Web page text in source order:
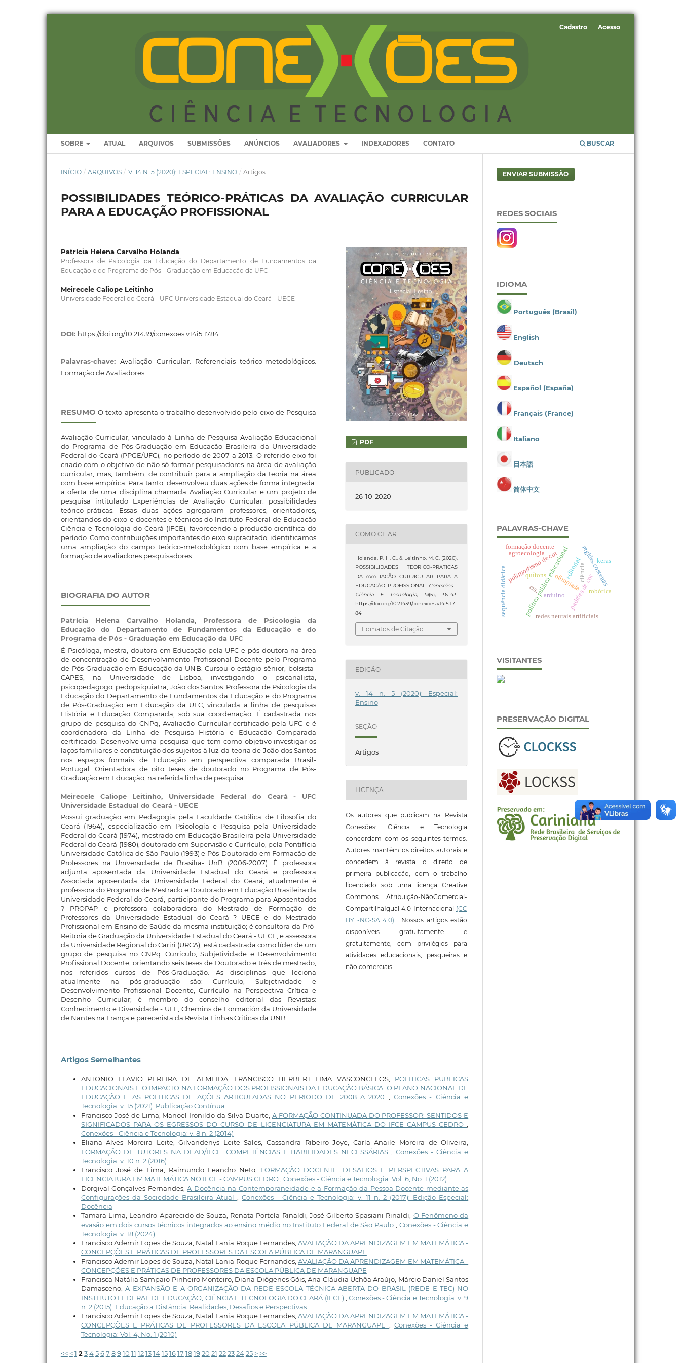
SOBRE ATUAL ARQUIVOS SUBMISSÕES ANÚNCIOS AVALIADORES INDEXADORES CONTATO BUSCAR
Cadastro Acesso
INÍCIO / ARQUIVOS / V. 14 N. 5 (2020): ESPECIAL: ENSINO / Artigos
POSSIBILIDADES TEÓRICO-PRÁTICAS DA AVALIAÇÃO CURRICULAR
PARA A EDUCAÇÃO PROFISSIONAL
Patrícia Helena Carvalho Holanda
Professora de Psicologia da Educação do Departamento de Fundamentos da
Educação e do Programa de Pós - Graduação em Educação da UFC
Meirecele Caliope Leitinho
Universidade Federal do Ceará - UFC Universidade Estadual do Ceará - UECE
DOI: https://doi.org/10.21439/conexoes.v14i5.1784
Palavras-chave:Avaliação Curricular. Referenciais teórico-metodológicos.
Formação de Avaliadores.
RESUMO O texto apresenta o trabalho desenvolvido pelo eixo de Pesquisa
Avaliação Curricular, vinculado à Linha de Pesquisa Avaliação Educacional
do Programa de Pós-Graduação em Educação Brasileira da Universidade
Federal do Ceará (PPGE/UFC), no período de 2007 a 2013. O referido eixo foi
criado com o objetivo de não só formar pesquisadores na área de avaliação
curricular, mas, também, de contribuir para a ampliação da teoria na área
com base empírica. Para tanto, desenvolveu duas ações de forma integrada:
a oferta de uma disciplina chamada Avaliação Curricular e um projeto de
pesquisa intitulado Experiências de Avaliação Curricular: possibilidades
teórico-práticas. Essas duas ações agregaram professores, orientadores,
orientandos do eixo e docentes e técnicos do Instituto Federal de Educação
Ciência e Tecnologia do Ceará (IFCE), favorecendo a produção científica do
período. Como contribuições importantes do eixo supracitado, identificamos
uma ampliação do campo teórico-metodológico com base empírica e a
formação de avaliadores pesquisadores.
BIOGRAFIA DO AUTOR
Patrícia Helena Carvalho Holanda, Professora de Psicologia da
Educação do Departamento de Fundamentos da Educação e do
Programa de Pós - Graduação em Educação da UFC
É Psicóloga, mestra, doutora em Educação pela UFC e pós-doutora na área
de concentração de Desenvolvimento Profissional Docente pelo Programa
de Pós-Graduação em Educação da UNB. Cursou o estágio sênior, bolsista-
CAPES, na Universidade de Lisboa, investigando o psicanalista,
psicopedagogo, pedopsiquiatra, João dos Santos. Professora de Psicologia da
Educação do Departamento de Fundamentos da Educação e do Programa
de Pós-Graduação em Educação da UFC, vinculada a linha de pesquisas
História e Educação Comparada, sob sua coordenação. É cadastrada nos
grupo de pesquisa do CNPq, Avaliação Curricular certificado pela UFC e é
coordenadora da Linha de Pesquisa História e Educação Comparada
certificado. Desenvolve uma pesquisa que tem como objetivo investigar os
laços familiares e constituição dos sujeitos à luz da teoria de João dos Santos
nos espaços formais de Educação em perspectiva comparada Brasil-
Portugal. Orientadora de oito teses de doutorado no Programa de Pós-
Graduação em Educação, na referida linha de pesquisa.
Meirecele Caliope Leitinho, Universidade Federal do Ceará - UFC
Universidade Estadual do Ceará - UECE
Possui graduação em Pedagogia pela Faculdade Católica de Filosofia do
Ceará (1964), especialização em Psicologia e Pesquisa pela Universidade
Federal do Ceará (1974), mestrado em Educação Brasileira pela Universidade
Federal do Ceará (1980), doutorado em Supervisão e Currículo, pela Pontifícia
Universidade Católica de São Paulo (1993) e Pós-Doutorado em Formação de
Professores na Universidade de Brasília- UnB (2006-2007). É professora
adjunta aposentada da Universidade Estadual do Ceará e professora
Associada aposentada da Universidade Federal do Ceará; atualmente é
professora do Programa de Mestrado e Doutorado em Educação Brasileira da
Universidade Federal do Ceará, participante do Programa para Aposentados
? PROPAP e professora colaboradora do Mestrado de Formação de
Professores da Universidade Estadual do Ceará ? UECE e do Mestrado
Profissional em Ensino de Saúde da mesma instituição; é consultora da Pró-
Reitoria de Graduação da Universidade Estadual do Ceará - UECE; e assessora
da Universidade Regional do Cariri (URCA); está cadastrada como líder de um
grupo de pesquisa no CNPq: Currículo, Subjetividade e Desenvolvimento
Profissional Docente, orientando seis teses de Doutorado e três de mestrado,
nos referidos cursos de Pós-Graduação. As disciplinas que leciona
atualmente na pós-graduação são: Currículo, Subjetividade e
Desenvolvimento Profissional Docente, Currículo na Perspectiva Crítica e
Desenho Curricular; é membro do conselho editorial das Revistas:
Conhecimento e Diversidade - UFF, Chemins de Formación da Universidade
de Nantes na França e parecerista da Revista Linhas Críticas da UNB.
PDF
PUBLICADO
26-10-2020
COMO CITAR
Holanda, P. H. C., & Leitinho, M. C. (2020).
POSSIBILIDADES TEÓRICO-PRÁTICAS
DA AVALIAÇÃO CURRICULAR PARA A
EDUCAÇÃO PROFISSIONAL. Conexões -
Ciência E Tecnologia, 14(5), 36–43.
https://doi.org/10.21439/conexoes.v14i5.17
84
Fomatos de Citação
EDIÇÃO
v. 14 n. 5 (2020): Especial:
Ensino
SEÇÃO
Artigos
LICENÇA
Os autores que publicam na Revista
Conexões: Ciência e Tecnologia
concordam com os seguintes termos:
Autores mantêm os direitos autorais e
concedem à revista o direito de
primeira publicação, com o trabalho
licenciado sob uma licença Creative
Commons Atribuição-NãoComercial-
CompartilhaIgual 4.0 Internacional (CC
BY -NC-SA 4.0) . Nossos artigos estão
disponíveis gratuitamente e
gratuitamente, com privilégios para
atividades educacionais, pesqueiras e
não comerciais.
Artigos Semelhantes
ANTONIO FLAVIO PEREIRA DE ALMEIDA, FRANCISCO HERBERT LIMA VASCONCELOS, POLITICAS PUBLICAS
EDUCACIONAIS E O IMPACTO NA FORMAÇÃO DOS PROFISSIONAIS DA EDUCAÇÃO BÁSICA: O PLANO NACIONAL DE
EDUCAÇÃO E AS POLITICAS DE AÇÕES ARTICULADAS NO PERIODO DE 2008 A 2020
,Conexões - Ciência e
Tecnologia: v. 15 (2021): Publicação Contínua
Francisco José de Lima, Manoel Ironildo da Silva Duarte, A FORMAÇÃO CONTINUADA DO PROFESSOR: SENTIDOS E
SIGNIFICADOS PARA OS EGRESSOS DO CURSO DE LICENCIATURA EM MATEMÁTICA DO IFCE CAMPUS CEDRO
Conexões - Ciência e Tecnologia: v. 8 n. 2 (2014)
Eliana Alves Moreira Leite, Gilvandenys Leite Sales, Cassandra Ribeiro Joye, Carla Anaile Moreira de Oliveira,
FORMAÇÃO DE TUTORES NA DEAD/IFCE: COMPETÊNCIAS E HABILIDADES NECESSÁRIAS
,Conexões - Ciência e
Tecnologia: v. 10 n. 2 (2016)
Francisco José de Lima, Raimundo Leandro Neto, FORMAÇÃO DOCENTE: DESAFIOS E PERSPECTIVAS PARA A
LICENCIATURA EM MATEMÁTICA NO IFCE - CAMPUS CEDRO Conexões - Ciência e Tecnologia: Vol. 6, No. 1 (2012)
Dorgival Gonçalves Fernandes,A Docência na Contemporaneidade e a Formação da Pessoa Docente mediante as
Configurações da Sociedade Brasileira Atual
Conexões - Ciência e Tecnologia: v. 11 n. 2 (2017): Edição Especial:
Docência
Tamara Lima, Leandro Aparecido de Souza, Renata Portela Rinaldi, José Gilberto Spasiani Rinaldi, O Fenômeno da
evasão em dois cursos técnicos integrados ao ensino médio no Instituto Federal de São Paulo
Conexões - Ciência e
Tecnologia: v. 18 (2024)
Francisco Ademir Lopes de Souza, Natal Lania Roque Fernandes, AVALIAÇÃO DA APRENDIZAGEM EM MATEMÁTICA -
CONCEPÇÕES E PRÁTICAS DE PROFESSORES DA ESCOLA PÚBLICA DE MARANGUAPE
Francisco Ademir Lopes de Souza, Natal Lania Roque Fernandes, AVALIAÇÃO DA APRENDIZAGEM EM MATEMÁTICA -
CONCEPÇÕES E PRÁTICAS DE PROFESSORES DA ESCOLA PÚBLICA DE MARANGUAPE
Francisca Natália Sampaio Pinheiro Monteiro, Diana Diógenes Góis, Ana Cláudia Uchôa Araújo, Márcio Daniel Santos
Damasceno,A EXPANSÃO E A ORGANIZAÇÃO DA REDE ESCOLA TÉCNICA ABERTA DO BRASIL (REDE E-TEC) NO
INSTITUTO FEDERAL DE EDUCAÇÃO, CIÊNCIA E TECNOLOGIA DO CEARÁ (IFCE)
Conexões - Ciência e Tecnologia: v. 9
n. 2 (2015): Educação a Distância: Realidades, Desafios e Perspectivas
Francisco Ademir Lopes de Souza, Natal Lania Roque Fernandes, AVALIAÇÃO DA APRENDIZAGEM EM MATEMÁTICA -
CONCEPÇÕES E PRÁTICAS DE PROFESSORES DA ESCOLA PÚBLICA DE MARANGUAPE
Conexões - Ciência e
Tecnologia: Vol. 4, No. 1 (2010)
<< <1 234567 8910 11 121314151617 181920 21 22232425 > >>
ENVIAR SUBMISSÃO
REDES SOCIAIS
IDIOMA
Português (Brasil)
English
Deutsch
Español (España)
Français (France)
Italiano
日本語
简体中文
PALAVRAS-CHAVE
editorial
olimpíada
política pública educacionalpadrões de cor
polimorfismo de cor
quítons regiões costeiras
robótica
redes neurais artificiais
keras
formação docente
sequência didática cts.
agroecologia
ciência
arduino
VISITANTES
PRESERVAÇÃO DIGITAL